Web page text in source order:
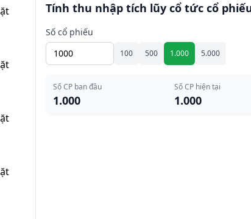
Tính thu nhập tích lũy cổ tức cổ
Số cổ phiếu
100 500 1.000 5.000
Số CP ban đầu
1.000
Số CP hiện tại
1.000